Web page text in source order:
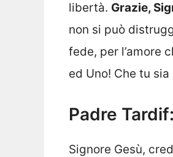
libertà. Grazie,
non si può
fede, per l’amore
ed Uno! Che tu
Padre
Signore Gesù,